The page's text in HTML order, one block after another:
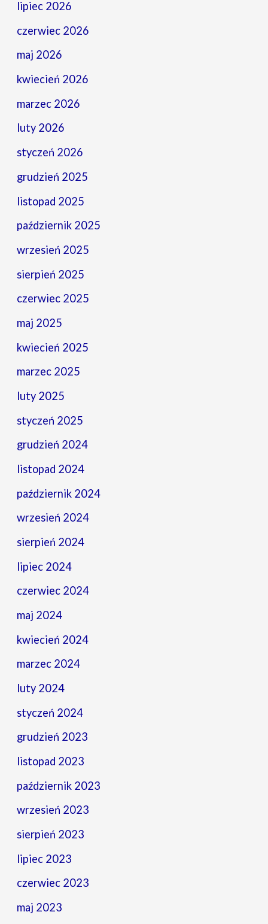
lipiec 2026
czerwiec 2026
maj 2026
kwiecień 2026
marzec 2026
luty 2026
styczeń 2026
grudzień 2025
listopad 2025
październik 2025
wrzesień 2025
sierpień 2025
czerwiec 2025
maj 2025
kwiecień 2025
marzec 2025
luty 2025
styczeń 2025
grudzień 2024
listopad 2024
październik 2024
wrzesień 2024
sierpień 2024
lipiec 2024
czerwiec 2024
maj 2024
kwiecień 2024
marzec 2024
luty 2024
styczeń 2024
grudzień 2023
listopad 2023
październik 2023
wrzesień 2023
sierpień 2023
lipiec 2023
czerwiec 2023
maj 2023